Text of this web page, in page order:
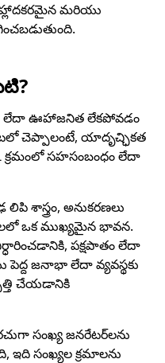
మరియు
ఊహాజనిత లేకపోవడం
చెప్పాలంటే, యాదృచ్ఛికత
సహసంబంధం లేదా
శాస్త్రం, అనుకరణలు
ఒక ముఖ్యమైన భావన.
పక్షపాతం లేదా
జనాభా లేదా వ్యవస్థకు
చేయడానికి
సంఖ్య జనరేటర్‌లను
సంఖ్యల క్రమాలను